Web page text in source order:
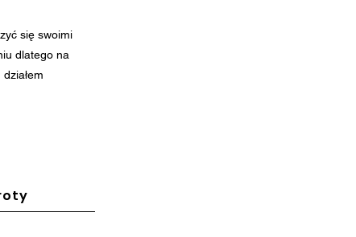
się swoimi
dlatego na